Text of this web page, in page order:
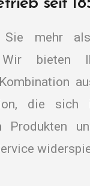
seit
Sie mehr
bieten
die sich
Produkten